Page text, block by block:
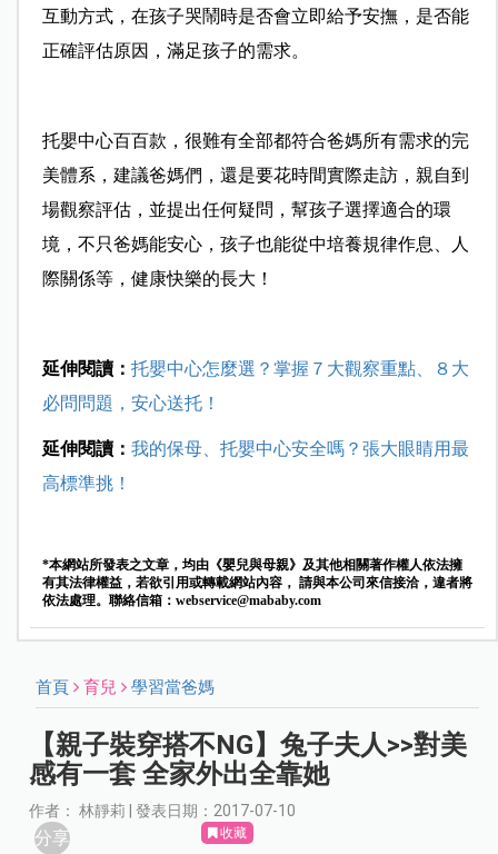
互動方式，在孩子哭鬧時是否會立即給予安撫，是否能
正確評估原因，滿足孩子的需求。
托嬰中心百百款，很難有全部都符合爸媽所有需求的完
美體系，建議爸媽們，還是要花時間實際走訪，親自到
場觀察評估，並提出任何疑問，幫孩子選擇適合的環
境，不只爸媽能安心，孩子也能從中培養規律作息、人
際關係等，健康快樂的長大！
延伸閱讀： 托嬰中心怎麼選？掌握７大觀察重點、８大
必問問題，安心送托！
延伸閱讀： 我的保母、托嬰中心安全嗎？張大眼睛用最
高標準挑！
*本網站所發表之文章，均由《嬰兒與母親》及其他相關著作權人依法擁
有其法律權益，若欲引用或轉載網站內容， 請與本公司來信接洽，違者將
依法處理。聯絡信箱： webservice@mababy.com
首頁 育兒 學習當爸媽
【親子裝穿搭不NG】兔子夫人>>對美
感有一套 全家外出全靠她
作者： 林靜莉 | 發表日期：2017-07-10
分享 收藏